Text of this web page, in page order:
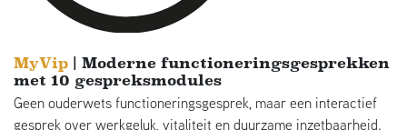
MyVip | Moderne functioneringsgesprekken
met 10 gespreksmodules
Geen ouderwets functioneringsgesprek, maar een interactief
gesprek over werkgeluk, vitaliteit en duurzame inzetbaarheid.